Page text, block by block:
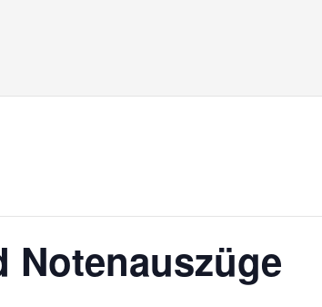
Notenauszüge